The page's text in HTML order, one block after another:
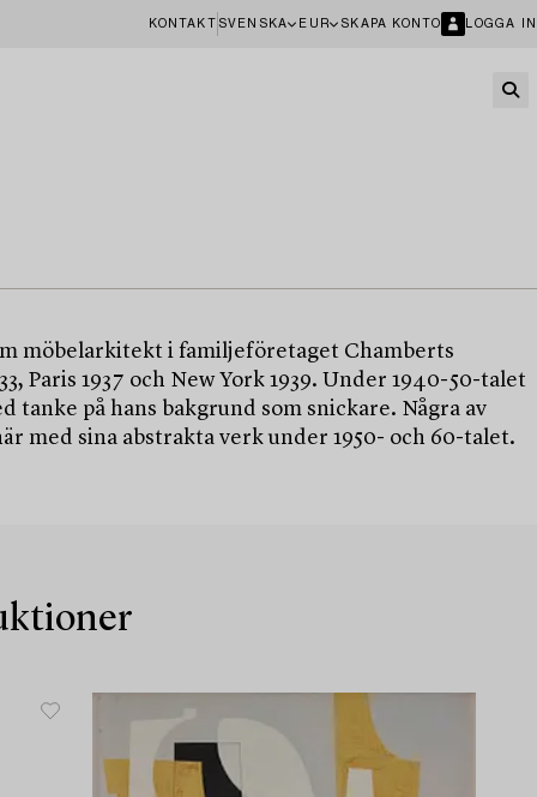
KONTAKT SVENSKA EUR SKAPA KONTO LOGGA IN
möbelarkitekt i familjeföretaget Chamberts
Paris 1937 och New York 1939. Under 1940-50-talet
på hans bakgrund som snickare. Några av
med sina abstrakta verk under 1950- och 60-talet.